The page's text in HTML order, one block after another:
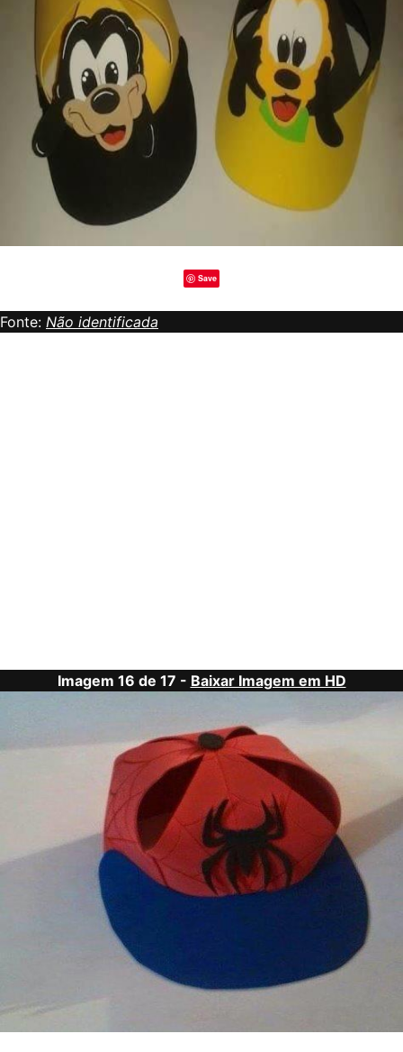
Save
Fonte: Não identificada
Imagem 16 de 17 - Baixar Imagem em HD